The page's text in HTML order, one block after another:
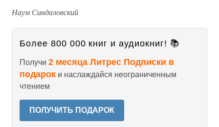
Наум Синдаловский
Более 800 000 книг и аудиокниг! 📚
Получи 2 месяца Литрес Подписки в
подарок и наслаждайся неограниченным
чтением
ПОЛУЧИТЬ ПОДАРОК